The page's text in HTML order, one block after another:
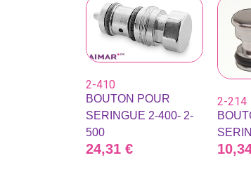
2-410
BOUTON POUR
SERINGUE 2-400- 2-
500
24,31 €
2-214